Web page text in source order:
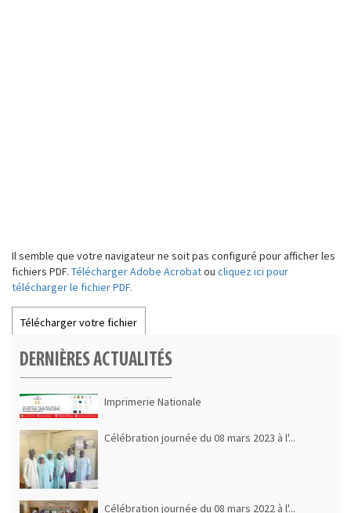
Il semble que votre navigateur ne soit pas configuré pour afficher les
fichiers PDF. Télécharger Adobe Acrobatou cliquez ici pour
télécharger le fichier PDF.
PDF.
DERNIÈRES ACTUALITÉS
Imprimerie Nationale
Célébration journée du 08 mars 2023 à l'...
Célébration journée du 08 mars 2022 à l'...